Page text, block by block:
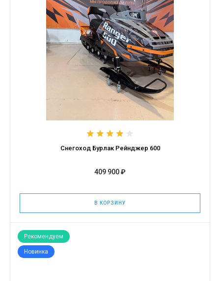
Снегоход Бурлак Рейнджер 600
409 900 ₽
В КОРЗИНУ
Рекомендуем
Новинка